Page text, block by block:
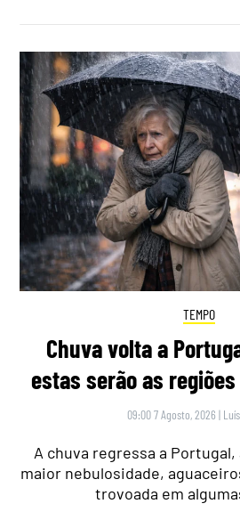
TEMPO
Chuva volta a
estas serão as
09:00 7 Agosto, 2026 |
A chuva regressa a
maior nebulosidade,
trovoada em